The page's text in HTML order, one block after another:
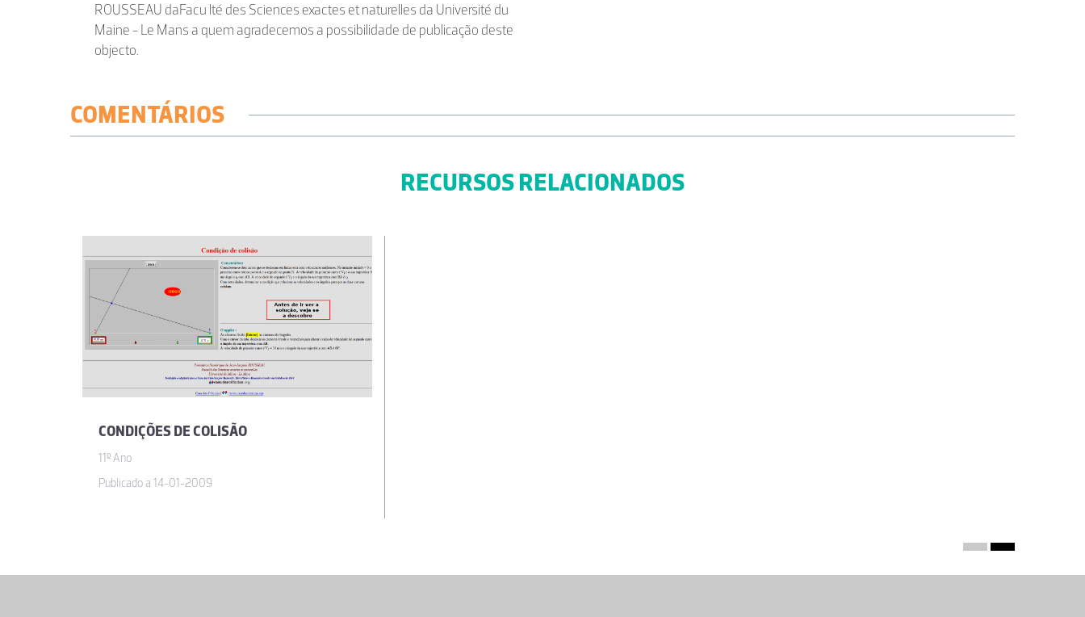
ROUSSEAU daFacu lté des Sciences exactes et naturelles da Université du
Maine - Le Mans a quem agradecemos a possibilidade de publicação deste
objecto.
COMENTÁRIOS
RECURSOS RELACIONADOS
CONDIÇÕES DE COLISÃO
11º Ano
Publicado a 14-01-2009